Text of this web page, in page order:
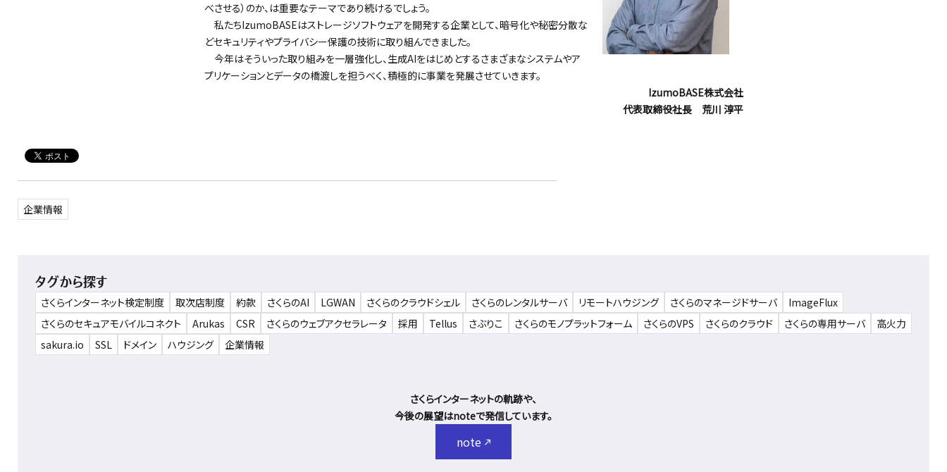
べさせる）のか、は重要なテーマであり続けるでしょう。
私たちIzumoBASEはストレージソフトウェアを開発する企業として、暗号化や秘密分散な
どセキュリティやプライバシー保護の技術に取り組んできました。
今年はそういった取り組みを一層強化し、生成AIをはじめとするさまざまなシステムやア
プリケーションとデータの橋渡しを担うべく、積極的に事業を発展させていきます。
IzumoBASE株式会社
代表取締役社長 荒川 淳平
企業情報
タグから探す
さくらインターネット検定制度 取次店制度 約款 さくらのAI LGWAN さくらのクラウドシェル さくらのレンタルサーバ リモートハウジング さくらのマネージドサーバ
ImageFlux
さくらのセキュアモバイルコネクト
Arukas CSR さくらのウェブアクセラレータ 採用 Tellus さぶりこ さくらのモノプラットフォーム さくらのVPS さくらのクラウド さくらの専用サーバ
高火力
sakura.io
SSL ドメイン ハウジング 企業情報
さくらインターネットの軌跡や、
今後の展望はnoteで発信しています。
note